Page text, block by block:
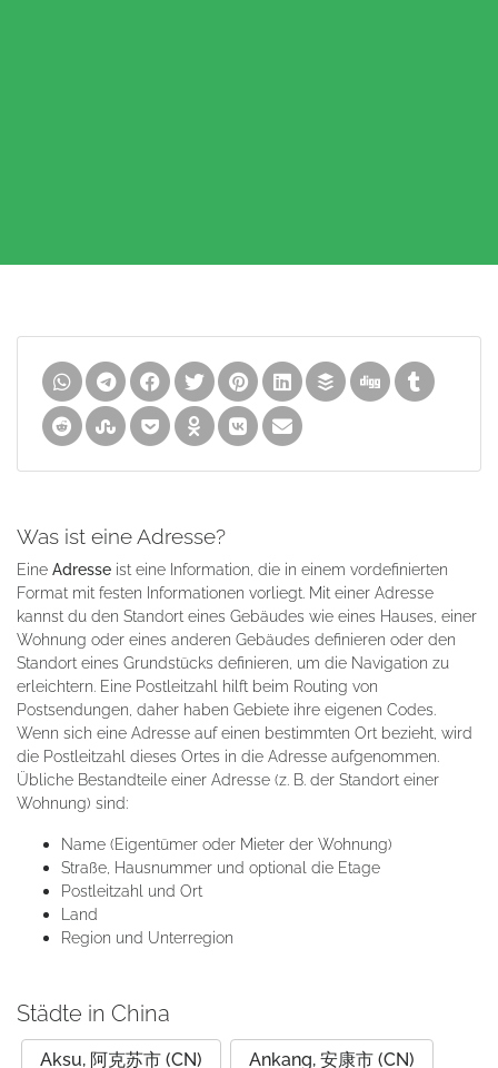
Was ist eine Adresse?
Eine Adresse ist eine Information, die in einem vordefinierten
Format mit festen Informationen vorliegt. Mit einer Adresse
kannst du den Standort eines Gebäudes wie eines Hauses, einer
Wohnung oder eines anderen Gebäudes definieren oder den
Standort eines Grundstücks definieren, um die Navigation zu
erleichtern. Eine Postleitzahl hilft beim Routing von
Postsendungen, daher haben Gebiete ihre eigenen Codes.
Wenn sich eine Adresse auf einen bestimmten Ort bezieht, wird
die Postleitzahl dieses Ortes in die Adresse aufgenommen.
Übliche Bestandteile einer Adresse (z. B. der Standort einer
Wohnung) sind:
Name (Eigentümer oder Mieter der Wohnung)
Straße, Hausnummer und optional die Etage
Postleitzahl und Ort
Land
Region und Unterregion
Städte in China
Aksu, 阿克苏市 (CN) Ankang, 安康市 (CN)